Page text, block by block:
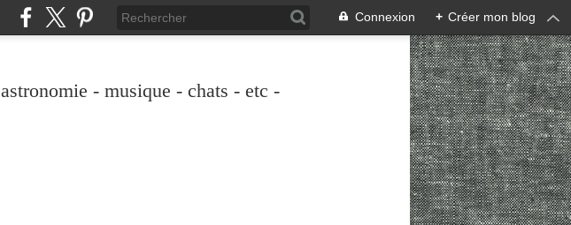
Connexion + Créer mon blog
- musique - chats - etc -